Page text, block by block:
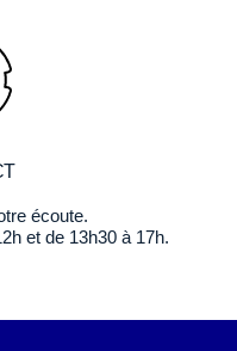
écoute.
et de 13h30 à 17h.